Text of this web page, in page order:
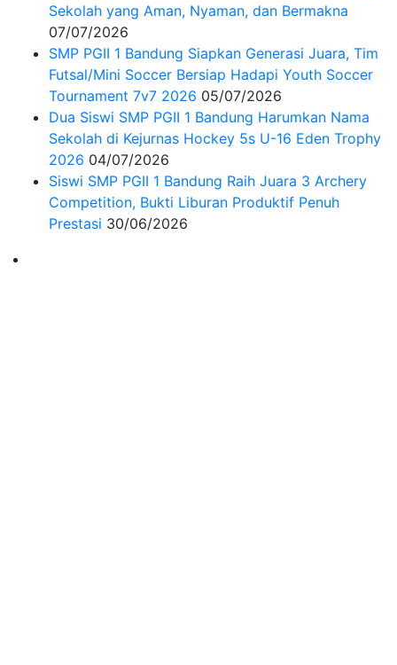
Sekolah yang Aman, Nyaman, dan Bermakna
07/07/2026
SMP PGII 1 Bandung Siapkan Generasi Juara, Tim
Futsal/Mini Soccer Bersiap Hadapi Youth Soccer
Tournament 7v7 2026 05/07/2026
Dua Siswi SMP PGII 1 Bandung Harumkan Nama
Sekolah di Kejurnas Hockey 5s U-16 Eden Trophy
2026 04/07/2026
Siswi SMP PGII 1 Bandung Raih Juara 3 Archery
Competition, Bukti Liburan Produktif Penuh
Prestasi 30/06/2026